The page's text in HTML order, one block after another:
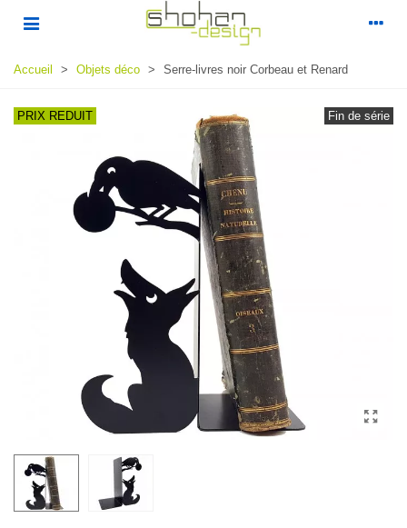
Accueil > Objets déco > Serre-livres noir Corbeau et Renard
Fin de série
PRIX REDUIT